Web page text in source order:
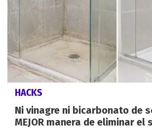
HACKS
Ni vinagre ni bicarbonato de
MEJOR manera de eliminar el